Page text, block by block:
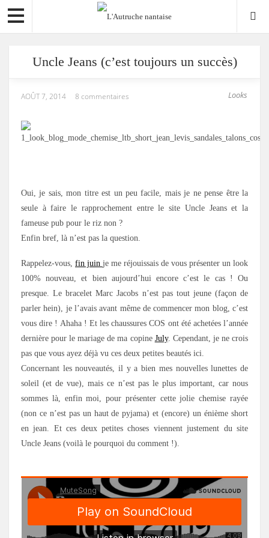
Uncle Jeans (c’est toujours un succès)
Looks
AOÛT 7, 2014 8 commentaires
Oui, je sais, mon titre est un peu facile, mais je ne pense être la
seule à faire le rapprochement entre le site Uncle Jeans et la
fameuse pub pour le riz non ?
Enfin bref, là n’est pas la question.
Rappelez-vous, fin juin je me réjouissais de vous présenter un look
100% nouveau, et bien aujourd’hui encore c’est le cas ! Ou
presque. Le bracelet Marc Jacobs n’est pas tout jeune (façon de
parler hein), je l’avais avant même de commencer mon blog, c’est
vous dire ! Ahaha ! Et les chaussures COS ont été achetées l’année
dernière pour le mariage de ma copine July. Cependant, je ne crois
pas que vous ayez déjà vu ces deux petites beautés ici.
Concernant les nouveautés, il y a bien mes nouvelles lunettes de
soleil (et de vue), mais ce n’est pas le plus important, car nous
sommes là, enfin moi, pour présenter cette jolie chemise rayée
(non ce n’est pas un haut de pyjama) et (encore) un énième short
en jean. Et ces deux petites choses viennent justement du site
Uncle Jeans (voilà le pourquoi du comment !).